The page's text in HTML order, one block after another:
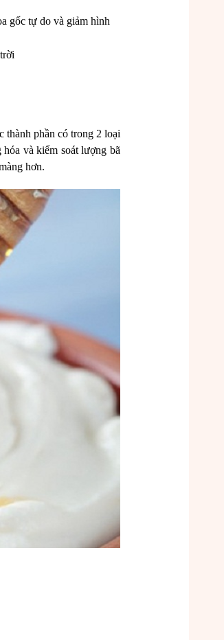
gốc tự do và giảm hình
thành phần có trong 2 loại
và kiểm soát lượng bã
hơn.